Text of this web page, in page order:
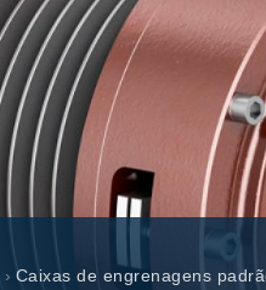
Controlo
Blocos Hidráulicos
Válvulas de cartucho
› Caixas de engrenagens